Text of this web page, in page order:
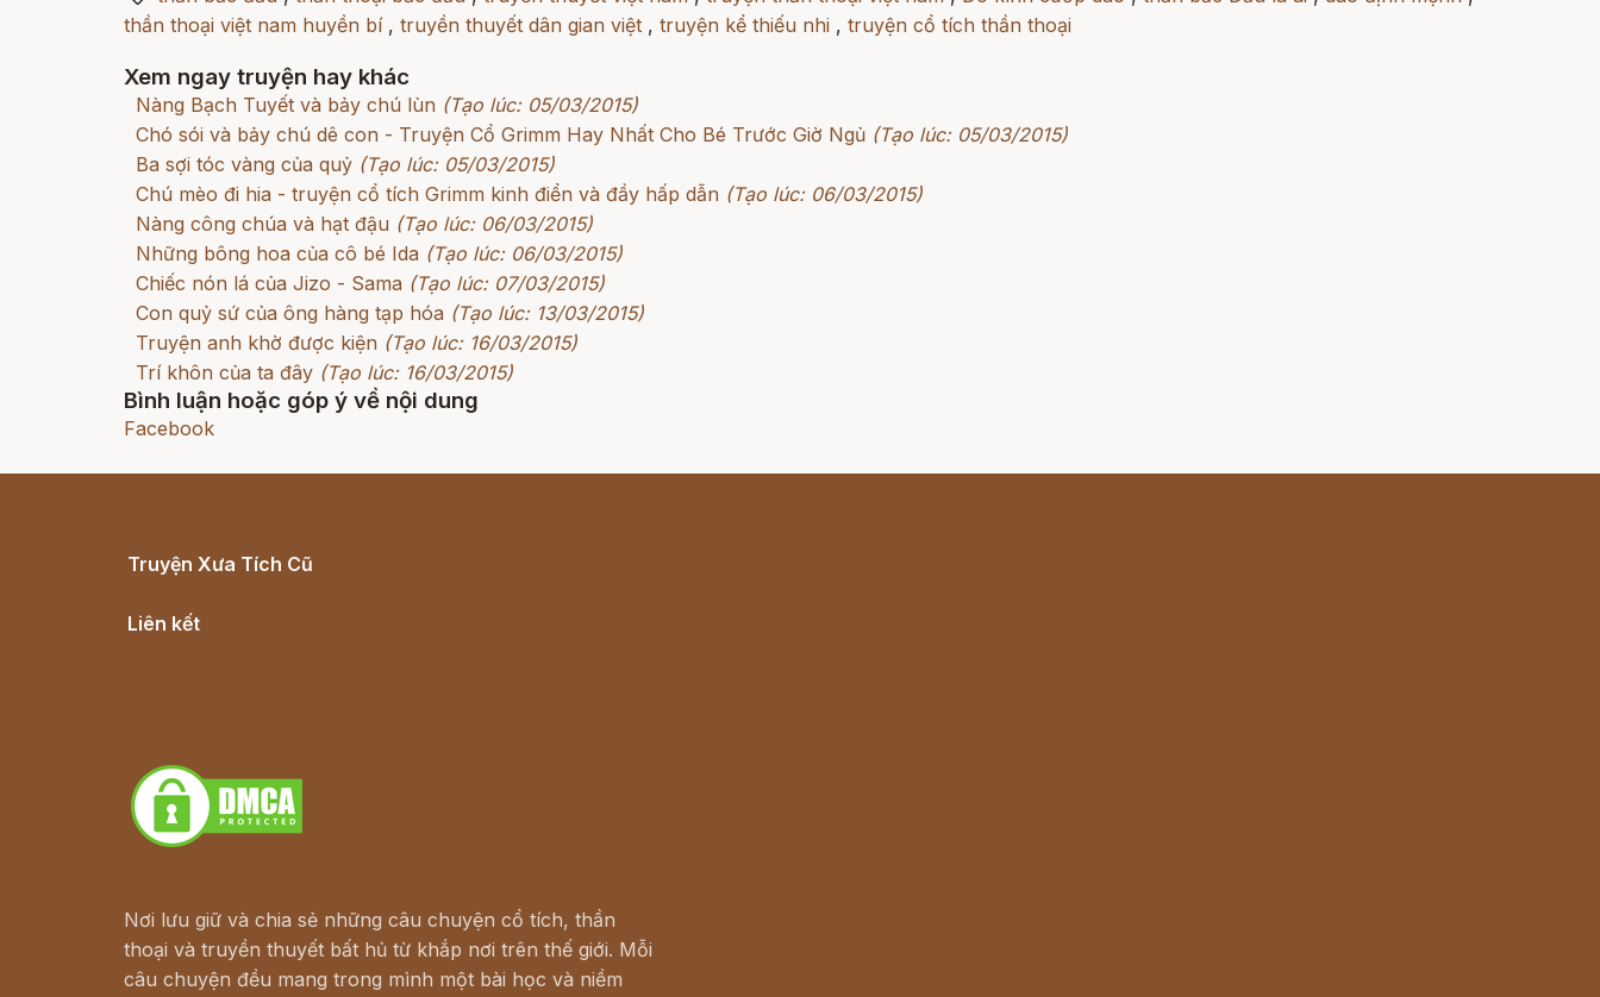
thần thoại việt nam huyền bí, truyền thuyết dân gian việt , truyện kể thiếu nhi , truyện cổ tích thần thoại
Xem ngay truyện hay khác
Nàng Bạch Tuyết và bảy chú lùn (Tạo lúc: 05/03/2015)
Chó sói và bảy chú dê con - Truyện Cổ Grimm Hay Nhất Cho Bé Trước Giờ Ngủ (Tạo lúc: 05/03/2015)
Ba sợi tóc vàng của quỷ (Tạo lúc: 05/03/2015)
Chú mèo đi hia - truyện cổ tích Grimm kinh điển và đầy hấp dẫn (Tạo lúc: 06/03/2015)
Nàng công chúa và hạt đậu (Tạo lúc: 06/03/2015)
Những bông hoa của cô bé Ida (Tạo lúc: 06/03/2015)
Chiếc nón lá của Jizo - Sama (Tạo lúc: 07/03/2015)
Con quỷ sứ của ông hàng tạp hóa (Tạo lúc: 13/03/2015)
Truyện anh khờ được kiện (Tạo lúc: 16/03/2015)
Trí khôn của ta đây (Tạo lúc: 16/03/2015)
Bình luận hoặc góp ý về nội dung
Facebook
Truyện Xưa Tích Cũ
Liên kết
Nơi lưu giữ và chia sẻ những câu chuyện cổ tích, thần
thoại và truyền thuyết bất hủ từ khắp nơi trên thế giới. Mỗi
câu chuyện đều mang trong mình một bài học và niềm